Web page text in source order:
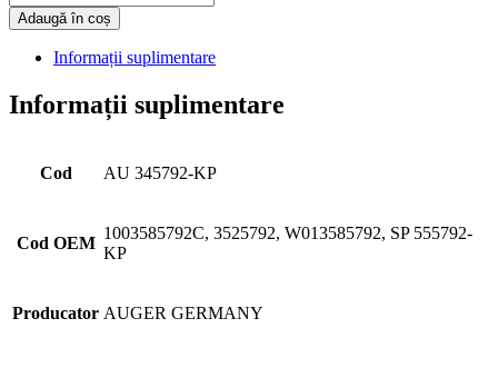
Adaugă în coș
Informații suplimentare
Informații suplimentare
Cod AU 345792-KP
Cod OEM
1003585792C, 3525792, W013585792, SP 555792-
KP
Producator AUGER GERMANY